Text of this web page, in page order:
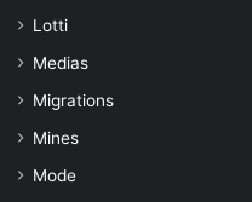
Lotti
Medias
Migrations
Mines
Mode